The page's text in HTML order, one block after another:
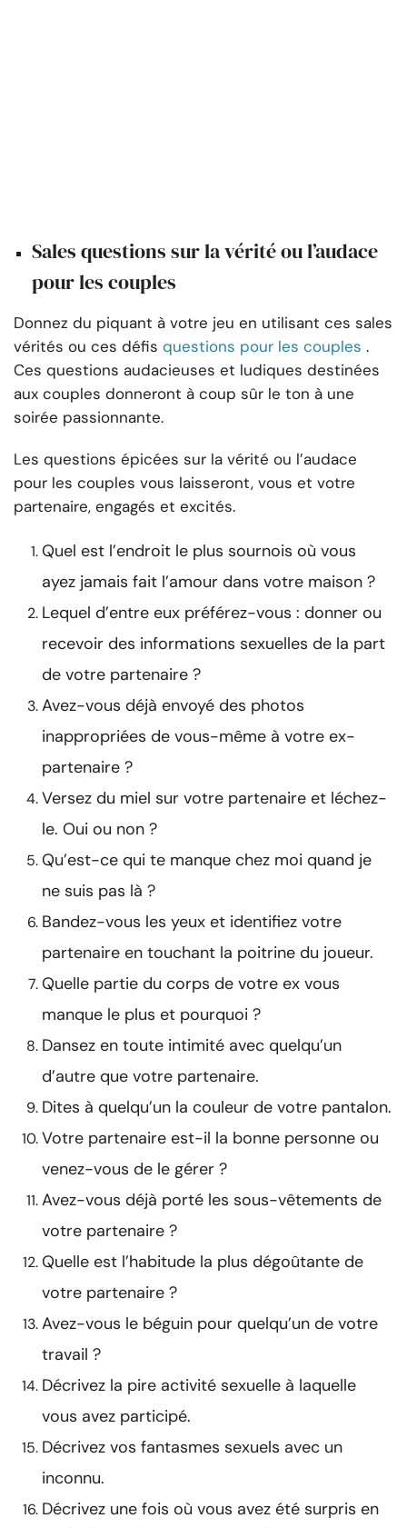
Sales questions sur la vérité ou l’audace
pour les couples
Donnez du piquant à votre jeu en utilisant ces sales
vérités ou ces défis questions pour les couples .
Ces questions audacieuses et ludiques destinées
aux couples donneront à coup sûr le ton à une
soirée passionnante.
Les questions épicées sur la vérité ou l’audace
pour les couples vous laisseront, vous et votre
partenaire, engagés et excités.
Quel est l’endroit le plus sournois où vous
ayez jamais fait l’amour dans votre maison ?
Lequel d’entre eux préférez-vous : donner ou
recevoir des informations sexuelles de la part
de votre partenaire ?
Avez-vous déjà envoyé des photos
inappropriées de vous-même à votre ex-
partenaire ?
Versez du miel sur votre partenaire et léchez-
le. Oui ou non ?
Qu’est-ce qui te manque chez moi quand je
ne suis pas là ?
Bandez-vous les yeux et identifiez votre
partenaire en touchant la poitrine du joueur.
Quelle partie du corps de votre ex vous
manque le plus et pourquoi ?
Dansez en toute intimité avec quelqu’un
d’autre que votre partenaire.
Dites à quelqu’un la couleur de votre pantalon.
Votre partenaire est-il la bonne personne ou
venez-vous de le gérer ?
Avez-vous déjà porté les sous-vêtements de
votre partenaire ?
Quelle est l’habitude la plus dégoûtante de
votre partenaire ?
Avez-vous le béguin pour quelqu’un de votre
travail ?
Décrivez la pire activité sexuelle à laquelle
vous avez participé.
Décrivez vos fantasmes sexuels avec un
inconnu.
Décrivez une fois où vous avez été surpris en